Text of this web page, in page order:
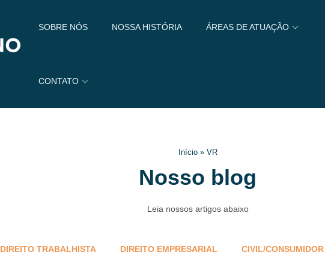
SOBRE NÓS NOSSA HISTÓRIA ÁREAS DE ATUAÇÃO
CONTATO
Início» VR
Nosso blog
Leia nossos artigos abaixo
DIREITO TRABALHISTA DIREITO EMPRESARIAL CIVIL/CONSUMIDOR